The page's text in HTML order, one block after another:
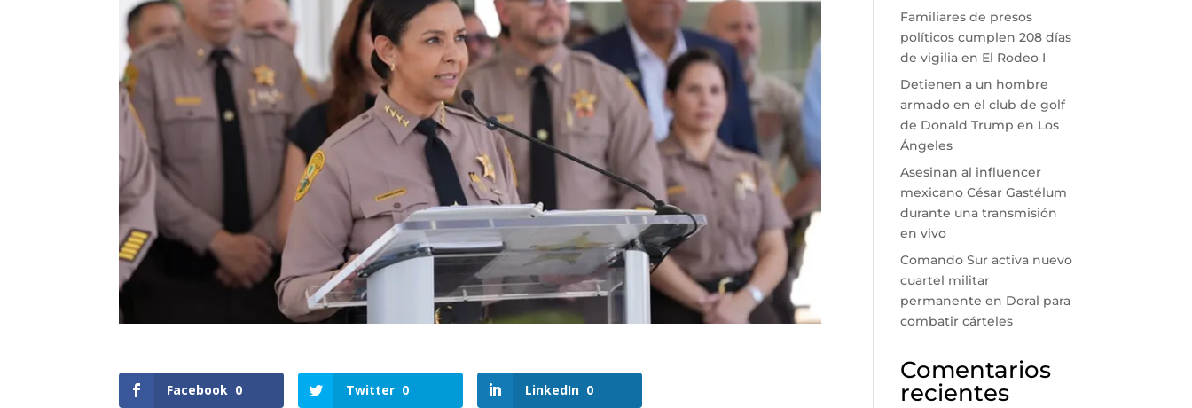
Facebook 0 Twitter 0 LinkedIn 0
Familiares de presos
políticos cumplen 208 días
de vigilia en El Rodeo I
Detienen a un hombre
armado en el club de golf
de Donald Trump en Los
Ángeles
Asesinan al influencer
mexicano César Gastélum
durante una transmisión
en vivo
Comando Sur activa nuevo
cuartel militar
permanente en Doral para
combatir cárteles
Comentarios
recientes